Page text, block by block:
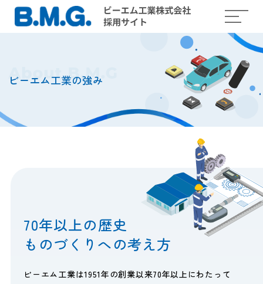
ビーエム工業の強み
70年以上の歴史
ものづくりへの考え方
ビーエム工業は1951年の創業以来70年以上にわたって